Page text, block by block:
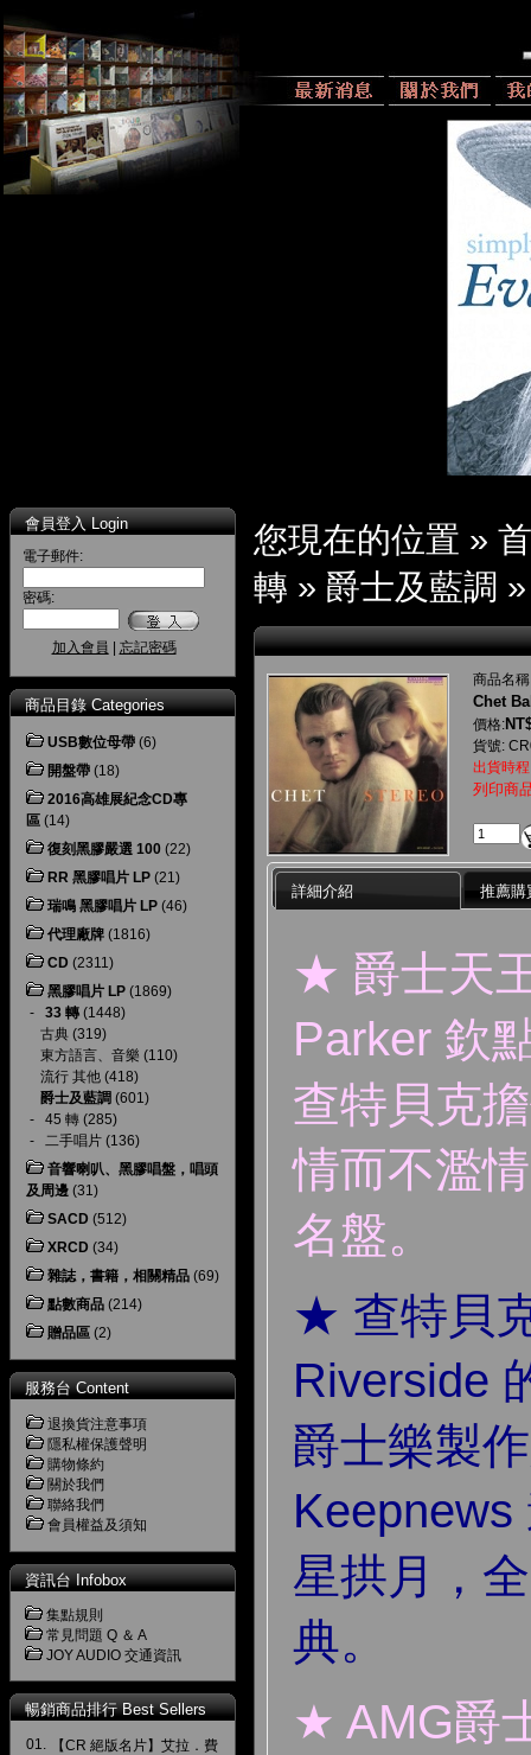
會員登入 Login
電子郵件:
密碼:
加入會員 忘記密碼
商品目錄 Categories
USB數位母帶 (6)
開盤帶 (18)
2016高雄展紀念CD專
區 (14)
復刻黑膠嚴選 100 (22)
RR 黑膠唱片 LP (21)
瑞鳴 黑膠唱片 LP (46)
代理廠牌 (1816)
CD (2311)
黑膠唱片 LP (1869)
- 33 轉 (1448)
古典 (319)
東方語言、音樂 (110)
流行 其他 (418)
爵士及藍調 (601)
- 45 轉 (285)
- 二手唱片 (136)
音響喇叭、黑膠唱盤，唱頭
及周邊 (31)
SACD (512)
XRCD (34)
雜誌，書籍，相關精品 (69)
點數商品 (214)
贈品區 (2)
服務台 Content
退換貨注意事項
隱私權保護聲明
購物條約
關於我們
聯絡我們
會員權益及須知
資訊台 Infobox
集點規則
常見問題 Q ＆ A
JOY AUDIO 交通資訊
暢銷商品排行 Best Sellers
01.
【CR 絕版名片】艾拉．費
您現在的位置 »
轉 » 爵士及藍調
商品名
Chet
價格:
貨號:
出貨時
列印商
詳細介紹 推薦購
★ 爵士天
Parker 欽
查特貝克
情而不濫
名盤。
★ 查特貝
Riverside
爵士樂製
Keepnews
星拱月，
典。
★ AMG爵